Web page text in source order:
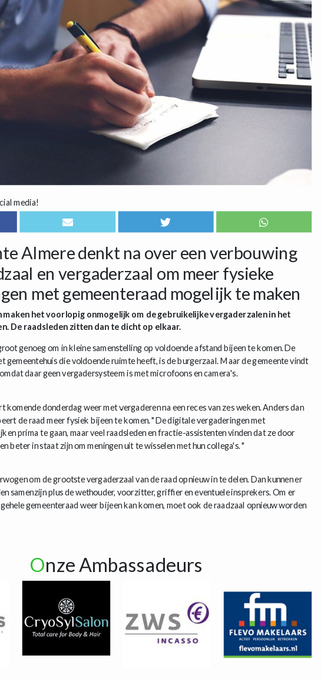
media!
Almere denkt na over een verbouwing
en vergaderzaal om meer fysieke
met gemeenteraad mogelijk te maken
het voorlopig onmogelijk om de gebruikelijke vergaderzalen in het
De raadsleden zitten dan te dicht op elkaar.
genoeg om in kleine samenstelling op voldoende afstand bijeen te komen. De
gemeentehuis die voldoende ruimte heeft, is de burgerzaal. Maar de gemeente vindt
daar geen vergadersysteem is met microfoons en camera's.
komende donderdag weer met vergaderen na een reces van zes weken. Anders dan
de raad meer fysiek bijeen te komen. "De digitale vergaderingen met
prima te gaan, maar veel raadsleden en fractie-assistenten vinden dat ze door
beter in staat zijn om meningen uit te wisselen met hun collega's. "
om de grootste vergaderzaal van de raad opnieuw in te delen. Dan kunnen er
samenzijn plus de wethouder, voorzitter, griffier en eventuele insprekers. Om er
gemeenteraad weer bijeen kan komen, moet ook de raadzaal opnieuw worden
Onze Ambassadeurs